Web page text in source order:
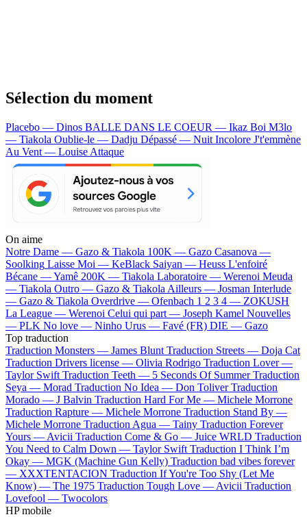
Sélection du moment
Placebo — Dinos BALLE DANS LE COEUR — Ikaz Boi M3lo
— Tiakola Oublie-le — Dadju Dépassé — Nuit Incolore J't'emmène
Au Vent — Louise Attaque
On aime
Notre Dame — Gazo & Tiakola 100K — Gazo Casanova —
Soolking Laisse Moi — KeBlack Saiyan — Heuss L'enfoiré
Bécane —Yamê 200K — Tiakola Laboratoire — Werenoi Meuda
— Tiakola Outro — Gazo & Tiakola Ailleurs — Josman Interlude
— Gazo & Tiakola Overdrive — Ofenbach 1 2 3 4 — ZOKUSH
La League — Werenoi Celui qui part — Joseph Kamel Nouvelles
— PLK No love — Ninho Urus — Favé (FR) DIE — Gazo
Top traduction
Traduction Monsters — James Blunt Traduction Streets — Doja Cat
Traduction Drivers license — Olivia Rodrigo Traduction Lover —
Taylor Swift Traduction Teeth — 5 Seconds Of Summer Traduction
Seya — Morad Traduction No Idea — Don Toliver Traduction
Morado — J Balvin Traduction Hard For Me — Michele Morrone
Traduction Rapture — Michele Morrone Traduction Stand By —
Michele Morrone Traduction Agua — Tainy Traduction Forever
Yours — Avicii Traduction Come & Go — Juice WRLD Traduction
You Need to Calm Down — Taylor Swift Traduction I Think I’m
Okay — MGK (Machine Gun Kelly) Traduction bad vibes forever
— XXXTENTACION Traduction If You're Too Shy (Let Me
Know) — The 1975 Traduction Tough Love — Avicii Traduction
Lovefool — Twocolors
HP mobile